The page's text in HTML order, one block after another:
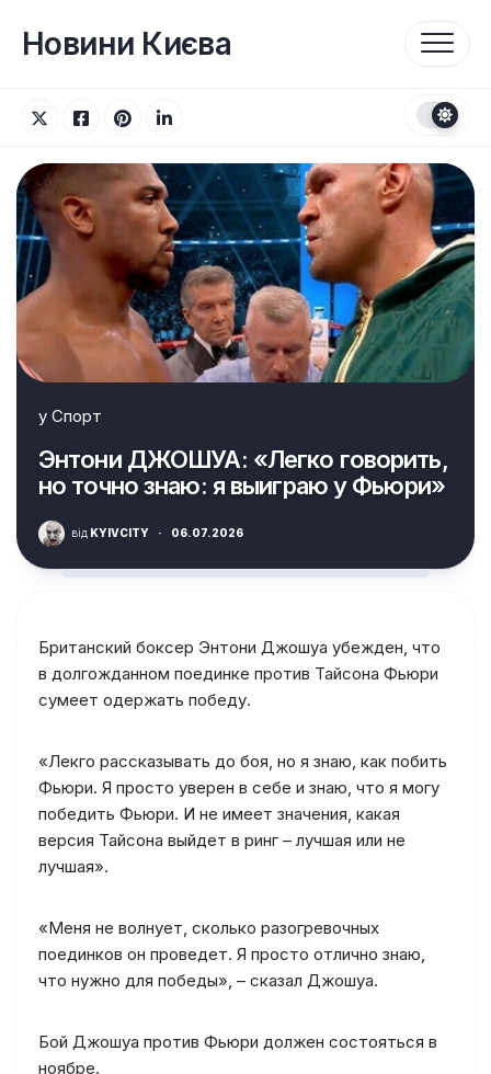
вмістуНовини Києва
у Спорт
Энтони ДЖОШУА: «Легко говорить,
но точно знаю: я выиграю у Фьюри»
від KYIVCITY · 06.07.2026
Британский боксер Энтони Джошуа убежден, что
в долгожданном поединке против Тайсона Фьюри
сумеет одержать победу.
«Лекго рассказывать до боя, но я знаю, как побить
Фьюри. Я просто уверен в себе и знаю, что я могу
победить Фьюри. И не имеет значения, какая
версия Тайсона выйдет в ринг – лучшая или не
лучшая».
«Меня не волнует, сколько разогревочных
поединков он проведет. Я просто отлично знаю,
что нужно для победы», – сказал Джошуа.
Бой Джошуа против Фьюри должен состояться в
ноябре.